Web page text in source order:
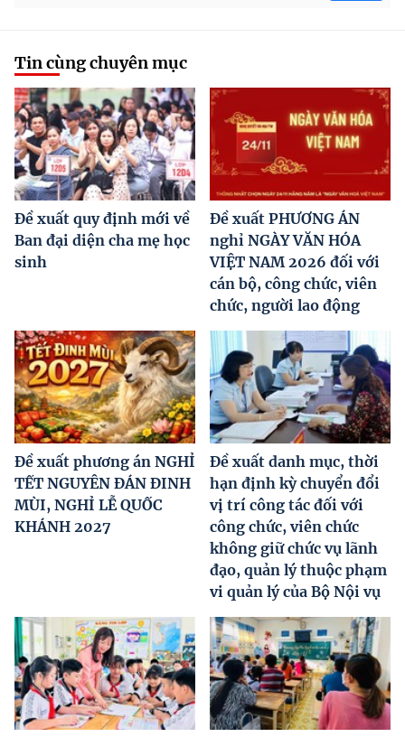
Tin cùng chuyên mục
Đề xuất quy định mới về
Ban đại diện cha mẹ học
sinh
Đề xuất PHƯƠNG ÁN
nghỉ NGÀY VĂN HÓA
VIỆT NAM 2026 đối với
cán bộ, công chức, viên
chức, người lao động
Đề xuất phương án NGHỈ
TẾT NGUYÊN ĐÁN ĐINH
MÙI, NGHỈ LỄ QUỐC
KHÁNH 2027
Đề xuất danh mục, thời
hạn định kỳ chuyển đổi
vị trí công tác đối với
công chức, viên chức
không giữ chức vụ lãnh
đạo, quản lý thuộc phạm
vi quản lý của Bộ Nội vụ